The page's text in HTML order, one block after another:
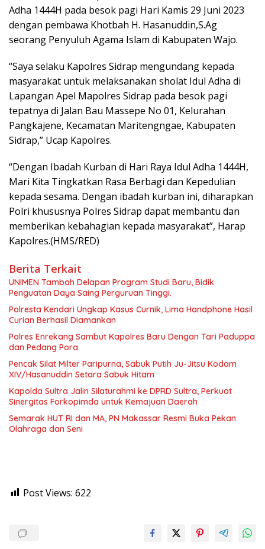
Adha 1444H pada besok pagi Hari Kamis 29 Juni 2023
dengan pembawa Khotbah H. Hasanuddin,S.Ag
seorang Penyuluh Agama Islam di Kabupaten Wajo.
“Saya selaku Kapolres Sidrap mengundang kepada
masyarakat untuk melaksanakan sholat Idul Adha di
Lapangan Apel Mapolres Sidrap pada besok pagi
tepatnya di Jalan Bau Massepe No 01, Kelurahan
Pangkajene, Kecamatan Maritengngae, Kabupaten
Sidrap,” Ucap Kapolres.
“Dengan Ibadah Kurban di Hari Raya Idul Adha 1444H,
Mari Kita Tingkatkan Rasa Berbagi dan Kepedulian
kepada sesama. Dengan ibadah kurban ini, diharapkan
Polri khususnya Polres Sidrap dapat membantu dan
memberikan kebahagian kepada masyarakat”, Harap
Kapolres.(HMS/RED)
Berita Terkait
UNIMEN Tambah Delapan Program Studi Baru, Bidik
Penguatan Daya Saing Perguruan Tinggi.
Polresta Kendari Ungkap Kasus Curnik, Lima Handphone Hasil
Curian Berhasil Diamankan
Polres Enrekang Sambut Kapolres Baru Dengan Tari Paduppa
dan Pedang Pora
Pencak Silat Milter Paripurna, Sabuk Putih Ju-Jitsu Kodam
XIV/Hasanuddin Setara Sabuk Hitam
Kapolda Sultra Jalin Silaturahmi ke DPRD Sultra, Perkuat
Sinergitas Forkopimda untuk Kemajuan Daerah
Semarak HUT RI dan MA, PN Makassar Resmi Buka Pekan
Olahraga dan Seni
Post Views: 622